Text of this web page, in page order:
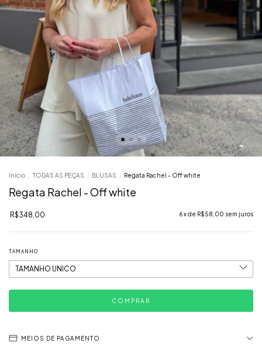
Início TODAS AS PEÇAS BLUSAS Regata Rachel - Off white
Regata Rachel - Off white
R$348,00 6x de R$58,00 sem juros
TAMANHO
MEIOS DE PAGAMENTO